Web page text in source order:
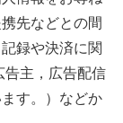
先などとの間
録や決済に関
告主，広告配信
す。）などか